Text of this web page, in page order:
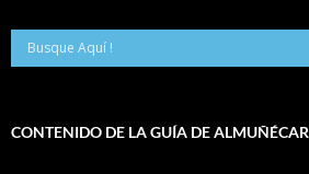
CONTENIDO DE LA GUÍA DE ALMUÑÉCAR